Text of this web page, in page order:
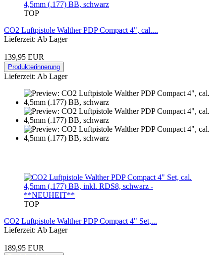
TOP
CO2 Luftpistole Walther PDP Compact 4", cal....
Lieferzeit: Ab Lager
139,95 EUR
Produkterinnerung
Lieferzeit: Ab Lager
TOP
CO2 Luftpistole Walther PDP Compact 4" Set,...
Lieferzeit: Ab Lager
189,95 EUR